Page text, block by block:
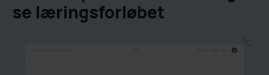
se læringsforløbet